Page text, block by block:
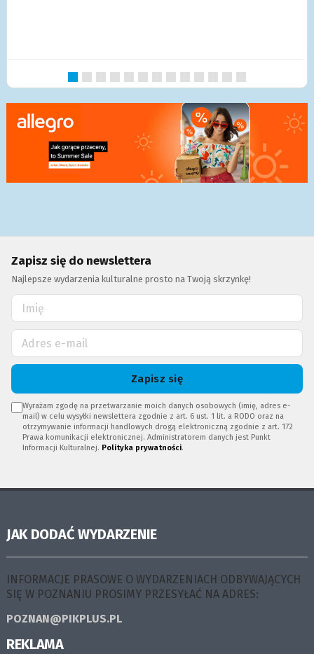
Zapisz się do newslettera
Najlepsze wydarzenia kulturalne prosto na Twoją skrzynkę!
Zapisz się
Wyrażam zgodę na przetwarzanie moich danych osobowych (imię, adres e-
mail) w celu wysyłki newslettera zgodnie z art. 6 ust. 1 lit. a RODO oraz na
otrzymywanie informacji handlowych drogą elektroniczną zgodnie z art. 172
Prawa komunikacji elektronicznej. Administratorem danych jest Punkt
Informacji Kulturalnej. Polityka prywatności.
JAK DODAĆ WYDARZENIE
INFORMACJE PRASOWE O WYDARZENIACH ODBYWAJĄCYCH
SIĘ W POZNANIU PROSIMY PRZESYŁAĆ NA ADRES:
POZNAN@PIKPLUS.PL
REKLAMA